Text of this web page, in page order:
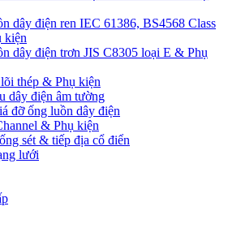
dây điện ren IEC 61386, BS4568 Class
kiện
dây điện trơn JIS C8305 loại E & Phụ
thép & Phụ kiện
dây điện âm tường
đỡ ống luồn dây điện
& Phụ kiện
sét & tiếp địa cổ điển
lưới